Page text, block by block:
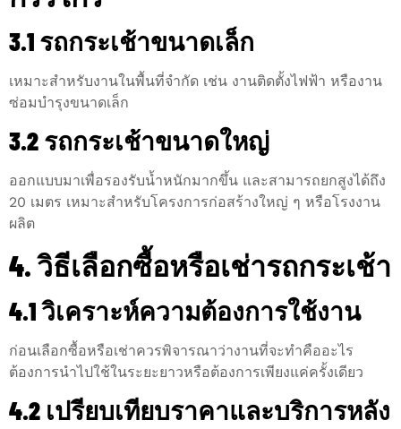
3.1 รถกระเช้าขนาดเล็ก
เหมาะสำหรับงานในพื้นที่จำกัด เช่น งานติดตั้งไฟฟ้า หรืองาน
ซ่อมบำรุงขนาดเล็ก
3.2 รถกระเช้าขนาดใหญ่
ออกแบบมาเพื่อรองรับน้ำหนักมากขึ้น และสามารถยกสูงได้ถึง
20 เมตร เหมาะสำหรับโครงการก่อสร้างใหญ่ ๆ หรือโรงงาน
ผลิต
4. วิธีเลือกซื้อหรือเช่ารถกระเช้า
4.1 วิเคราะห์ความต้องการใช้งาน
ก่อนเลือกซื้อหรือเช่าควรพิจารณาว่างานที่จะทำคืออะไร
ต้องการนำไปใช้ในระยะยาวหรือต้องการเพียงแค่ครั้งเดียว
4.2 เปรียบเทียบราคาและบริการหลัง